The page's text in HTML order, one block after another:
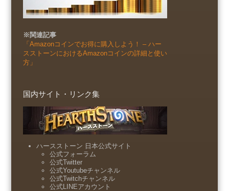
※関連記事
「Amazonコインでお得に購入しよう！ – ハー
スストーンにおけるAmazonコインの詳細と使い
方」
国内サイト・リンク集
ハースストーン 日本公式サイト
公式フォーラム
公式Twitter
公式Youtubeチャンネル
公式Twitchチャンネル
公式LINEアカウント